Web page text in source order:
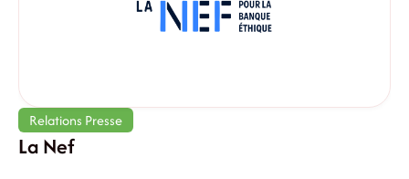
Relations Presse
La Nef